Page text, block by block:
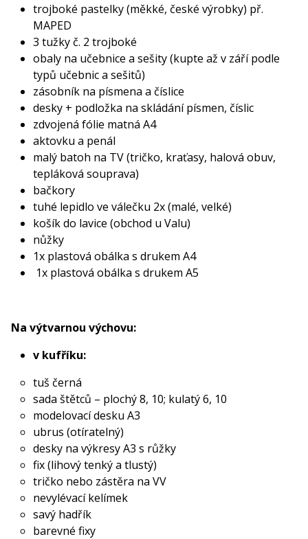
trojboké pastelky (měkké, české výrobky) př.
MAPED
3 tužky č. 2 trojboké
obaly na učebnice a sešity (kupte až v září podle
typů učebnic a sešitů)
zásobník na písmena a číslice
desky + podložka na skládání písmen, číslic
zdvojená fólie matná A4
aktovku a penál
malý batoh na TV (tričko, kraťasy, halová obuv,
tepláková souprava)
bačkory
tuhé lepidlo ve válečku 2x (malé, velké)
košík do lavice (obchod u Valu)
nůžky
1x plastová obálka s drukem A4
1x plastová obálka s drukem A5
Na výtvarnou výchovu:
v kufříku:
tuš černá
sada štětců – plochý 8, 10; kulatý 6, 10
modelovací desku A3
ubrus (otíratelný)
desky na výkresy A3 s růžky
fix (lihový tenký a tlustý)
tričko nebo zástěra na VV
nevylévací kelímek
savý hadřík
barevné fixy